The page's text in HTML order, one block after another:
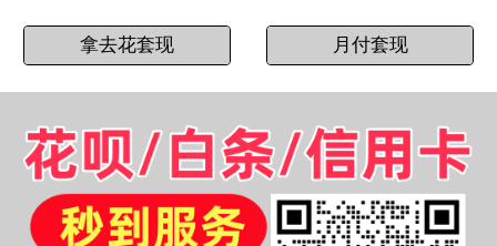
拿去花套现 月付套现